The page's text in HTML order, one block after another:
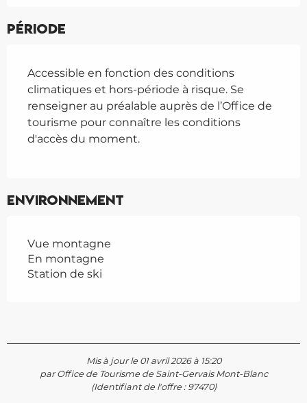
Période
Accessible en fonction des conditions
climatiques et hors-période à risque. Se
renseigner au préalable auprès de l’Office de
tourisme pour connaître les conditions
d'accès du moment.
Environnement
Vue montagne
En montagne
Station de ski
Mis à jour le 01 avril 2026 à 15:20
par Office de Tourisme de Saint-Gervais Mont-Blanc
(Identifiant de l'offre : 97470)